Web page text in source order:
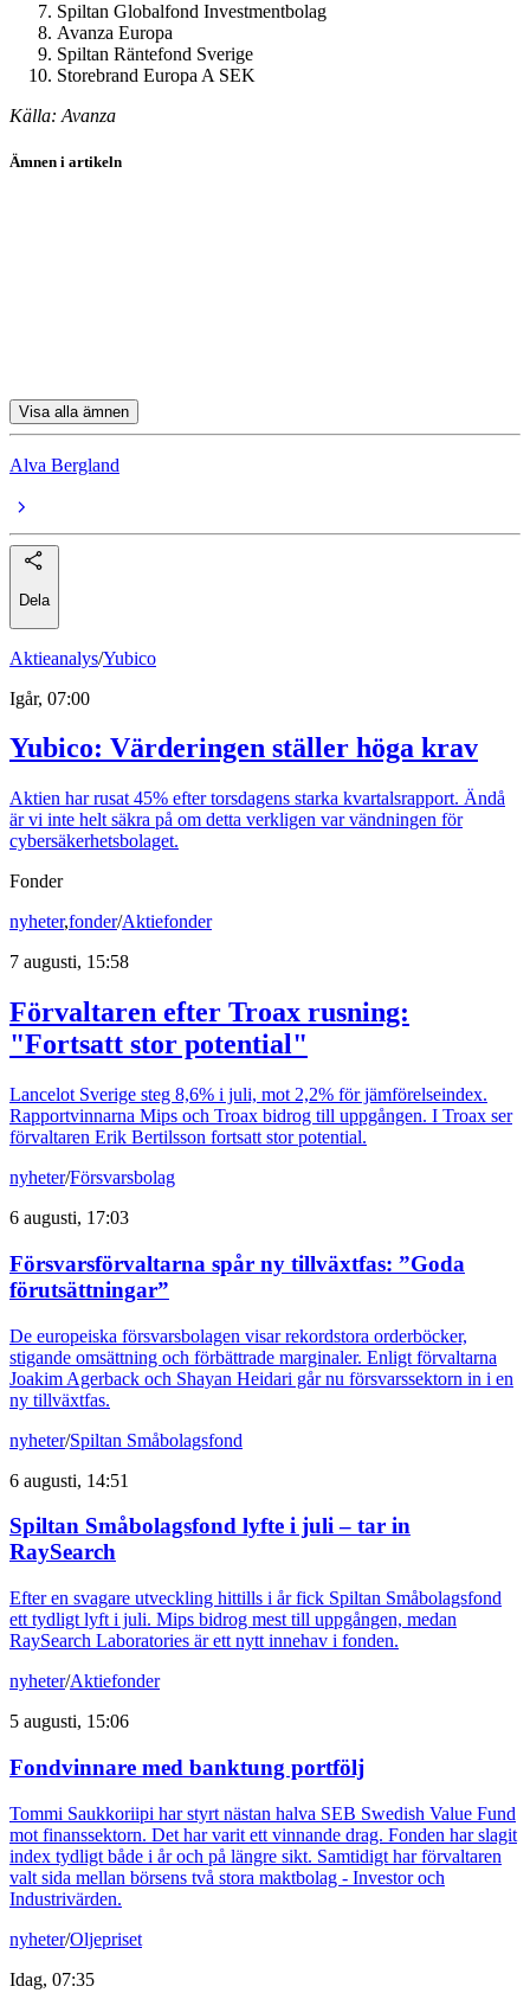
Spiltan Globalfond Investmentbolag
Avanza Europa
Spiltan Räntefond Sverige
Storebrand Europa A SEK
Källa: Avanza
Ämnen i artikeln
Visa alla ämnen
Alva Bergland
Dela
Aktieanalys/Yubico
Igår, 07:00
Yubico: Värderingen ställer höga krav
Aktien har rusat 45% efter torsdagens starka kvartalsrapport. Ändå
är vi inte helt säkra på om detta verkligen var vändningen för
cybersäkerhetsbolaget.
Fonder
nyheter,fonder/Aktiefonder
7 augusti, 15:58
Förvaltaren efter Troax rusning:
"Fortsatt stor potential"
Lancelot Sverige steg 8,6% i juli, mot 2,2% för jämförelseindex.
Rapportvinnarna Mips och Troax bidrog till uppgången. I Troax ser
förvaltaren Erik Bertilsson fortsatt stor potential.
nyheter/Försvarsbolag
6 augusti, 17:03
Försvarsförvaltarna spår ny tillväxtfas: ”Goda
förutsättningar”
De europeiska försvarsbolagen visar rekordstora orderböcker,
stigande omsättning och förbättrade marginaler. Enligt förvaltarna
Joakim Agerback och Shayan Heidari går nu försvarssektorn in i en
ny tillväxtfas.
nyheter/Spiltan Småbolagsfond
6 augusti, 14:51
Spiltan Småbolagsfond lyfte i juli – tar in
RaySearch
Efter en svagare utveckling hittills i år fick Spiltan Småbolagsfond
ett tydligt lyft i juli. Mips bidrog mest till uppgången, medan
RaySearch Laboratories är ett nytt innehav i fonden.
nyheter/Aktiefonder
5 augusti, 15:06
Fondvinnare med banktung portfölj
Tommi Saukkoriipi har styrt nästan halva SEB Swedish Value Fund
mot finanssektorn. Det har varit ett vinnande drag. Fonden har slagit
index tydligt både i år och på längre sikt. Samtidigt har förvaltaren
valt sida mellan börsens två stora maktbolag - Investor och
Industrivärden.
nyheter/Oljepriset
Idag, 07:35